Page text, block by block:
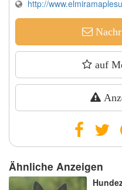
http://
auf
Ähnliche Anzeigen